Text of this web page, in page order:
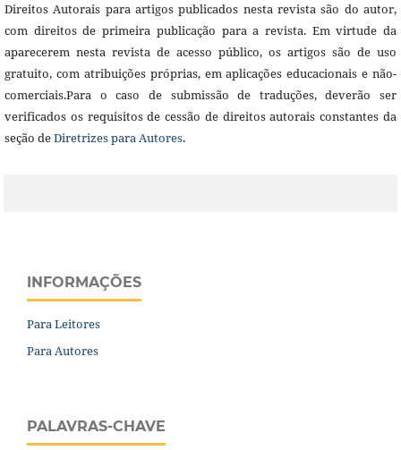
Direitos Autorais para artigos publicados nesta revista são do autor,
com direitos de primeira publicação para a revista. Em virtude da
aparecerem nesta revista de acesso público, os artigos são de uso
gratuito, com atribuições próprias, em aplicações educacionais e não-
comerciais.Para o caso de submissão de traduções, deverão ser
verificados os requisitos de cessão de direitos autorais constantes da
seção deDiretrizes para Autores.
INFORMAÇÕES
Para Leitores
Para Autores
PALAVRAS-CHAVE